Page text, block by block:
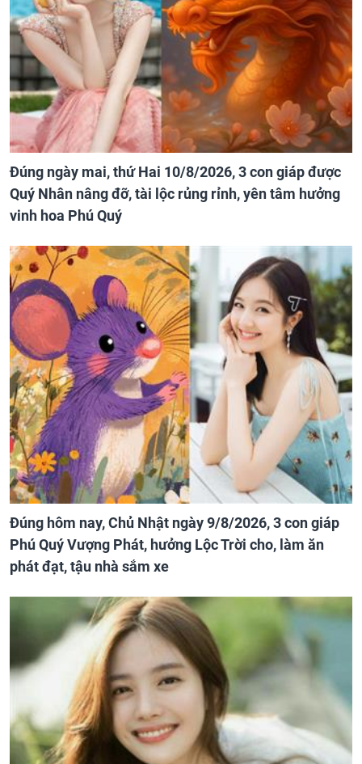
Đúng ngày mai, thứ Hai 10/8/2026, 3 con giáp được
Quý Nhân nâng đỡ, tài lộc rủng rỉnh, yên tâm hưởng
vinh hoa Phú Quý
Đúng hôm nay, Chủ Nhật ngày 9/8/2026, 3 con giáp
Phú Quý Vượng Phát, hưởng Lộc Trời cho, làm ăn
phát đạt, tậu nhà sắm xe